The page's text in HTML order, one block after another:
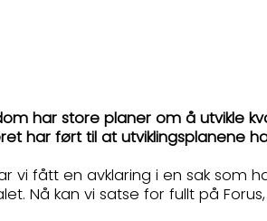
har store planer om å utvikle
har ført til at utviklingsplanene
vi fått en avklaring i en sak som
Nå kan vi satse for fullt på